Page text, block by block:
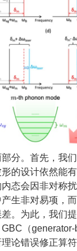
分。首先，我
的设计依然能
态会因非对称
生非对易项，
。为此，我们
（generator-
论错误修正算